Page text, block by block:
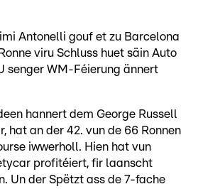
Antonelli gouf et zu Barcelona
viru Schluss huet säin Auto
senger WM-Féierung ännert
hannert dem George Russell
hat an der 42. vun de 66 Ronnen
iwwerholl. Hien hat vun
profitéiert, fir laanscht
Un der Spëtzt ass de 7-fache